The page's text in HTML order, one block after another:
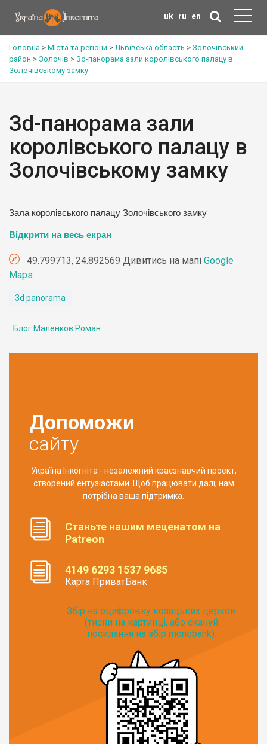
uk ru en
Головна > Міста та регіони >Львівська область > Золочівський
район > Золочів > Зd-панорама зали королівського палацу в
Золочівському замку
Зd-панорама зали
королівського палацу в
Золочівському замку
Зала королівського палацу Золочівського замку
Відкрити на весь екран
49.799713, 24.892569 Дивитись на мапі Google
Maps
3d panorama
Блог Маленков Роман
Допоможи
сайту
Україна Інкогніта - незалежний краєзнавчий проект,
створений ентузіастами. Щоб працювати далі, нам
потрібна ваша підтримка.
Станьте нашим меценатом на
Patreon
4149 6293 1537 9685
Карта ПриватБанк
Збір на оцифровку козацьких церков
(тисни на картинці, або скануй
посилання на збір monobank):